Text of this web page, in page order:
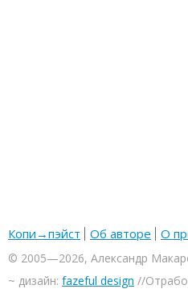
Копи→пэйст Об авторе О
© 2005—2026, Александр
~ дизайн: fazeful design //